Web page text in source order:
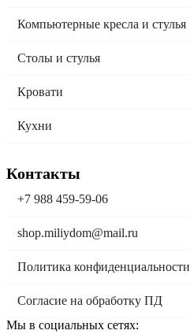
Компьютерные кресла и стулья
Столы и стулья
Кровати
Кухни
Контакты
+7 988 459-59-06
shop.miliydom@mail.ru
Политика конфиденциальности
Согласие на обработку ПД
Мы в социальных сетях: